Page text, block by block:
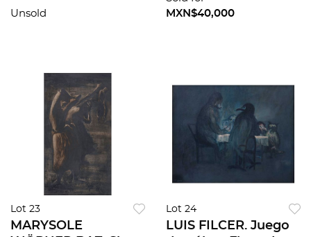
Unsold
MXN$40,000
Lot 23
MARYSOLE
Lot 24
LUIS FILCER. Juego